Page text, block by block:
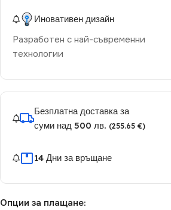
Иновативен дизайн
Разработен с най-съвременни
технологии
Безплатна доставка за
суми над 500 лв. (255.65 €)
14 Дни за връщане
Опции за плащане: